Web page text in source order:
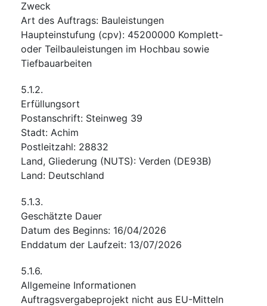
Zweck
Art des Auftrags: Bauleistungen
Haupteinstufung (cpv): 45200000 Komplett-
oder Teilbauleistungen im Hochbau sowie
Tiefbauarbeiten
5.1.2.
Erfüllungsort
Postanschrift: Steinweg 39
Stadt: Achim
Postleitzahl: 28832
Land, Gliederung (NUTS): Verden (DE93B)
Land: Deutschland
5.1.3.
Geschätzte Dauer
Datum des Beginns: 16/04/2026
Enddatum der Laufzeit: 13/07/2026
5.1.6.
Allgemeine Informationen
Auftragsvergabeprojekt nicht aus EU-Mitteln